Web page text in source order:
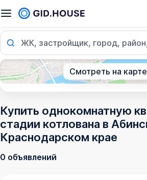
ЖК, застройщик, город,
Смотреть на карте
Купить однокомнатную
стадии котлована в
Краснодарском крае
0 объявлений